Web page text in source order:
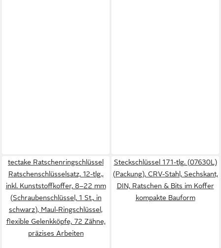
tectake Ratschenringschlüssel
Ratschenschlüsselsatz, 12-tlg.,
inkl. Kunststoffkoffer, 8–22 mm
(Schraubenschlüssel, 1 St., in
schwarz), Maul-Ringschlüssel,
flexible Gelenkköpfe, 72 Zähne,
präzises Arbeiten
Steckschlüssel 171-tlg. (07630L)
(Packung), CRV-Stahl, Sechskant,
DIN, Ratschen & Bits im Koffer
kompakte Bauform